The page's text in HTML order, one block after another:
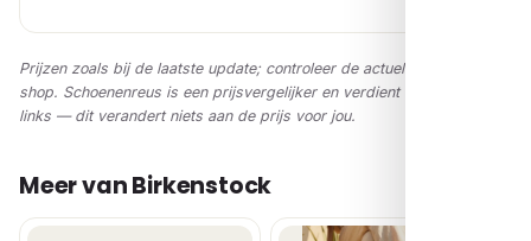
Prijzen zoals bij de laatste update; controleer de actuele prijs in de
shop. Schoenenreus is een prijsvergelijker en verdient via affiliate-
links — dit verandert niets aan de prijs voor jou.
Meer van Birkenstock